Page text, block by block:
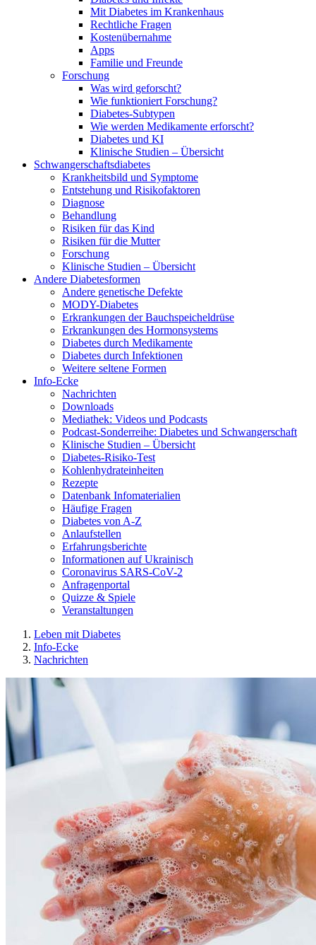
Mit Diabetes im Krankenhaus
Rechtliche Fragen
Kostenübernahme
Apps
Familie und Freunde
Forschung
Was wird geforscht?
Wie funktioniert Forschung?
Diabetes-Subtypen
Wie werden Medikamente erforscht?
Diabetes und KI
Klinische Studien – Übersicht
Schwangerschaftsdiabetes
Krankheitsbild und Symptome
Entstehung und Risikofaktoren
Diagnose
Behandlung
Risiken für das Kind
Risiken für die Mutter
Forschung
Klinische Studien – Übersicht
Andere Diabetesformen
Andere genetische Defekte
MODY-Diabetes
Erkrankungen der Bauchspeicheldrüse
Erkrankungen des Hormonsystems
Diabetes durch Medikamente
Diabetes durch Infektionen
Weitere seltene Formen
Info-Ecke
Nachrichten
Downloads
Mediathek: Videos und Podcasts
Podcast-Sonderreihe: Diabetes und Schwangerschaft
Klinische Studien – Übersicht
Diabetes-Risiko-Test
Kohlenhydrateinheiten
Rezepte
Datenbank Infomaterialien
Häufige Fragen
Diabetes von A-Z
Anlaufstellen
Erfahrungsberichte
Informationen auf Ukrainisch
Coronavirus SARS-CoV-2
Anfragenportal
Quizze & Spiele
Veranstaltungen
Leben mit Diabetes
Info-Ecke
Nachrichten